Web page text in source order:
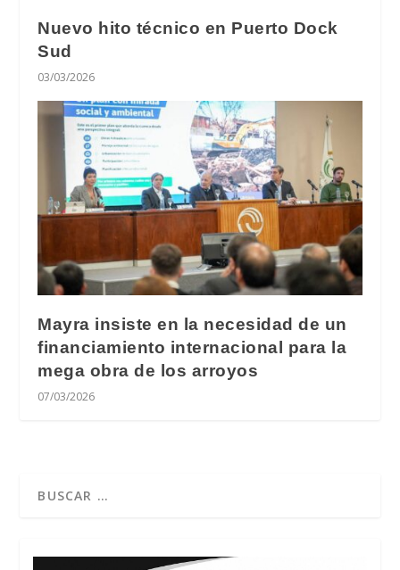
Nuevo hito técnico en Puerto Dock
Sud
03/03/2026
Mayra insiste en la necesidad de un
financiamiento internacional para la
mega obra de los arroyos
07/03/2026